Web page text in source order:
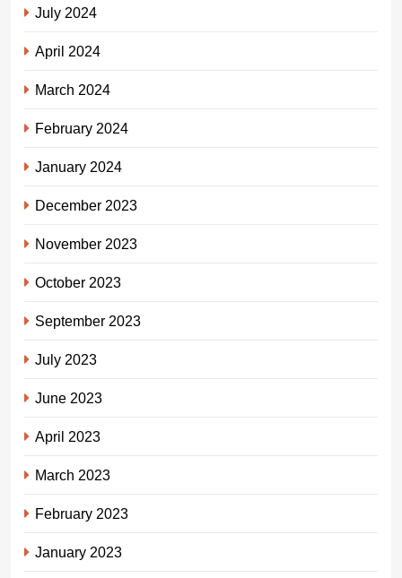
July 2024
April 2024
March 2024
February 2024
January 2024
December 2023
November 2023
October 2023
September 2023
July 2023
June 2023
April 2023
March 2023
February 2023
January 2023